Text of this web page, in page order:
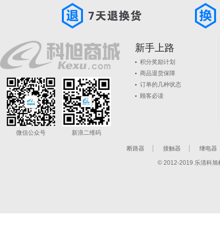
微信公众号 新浪二维码
新手上路
积分奖励计划
商品退货保障
订单的几种状态
顾客必读
断路器 接触器 继电器
© 2012-2019 乐清科旭